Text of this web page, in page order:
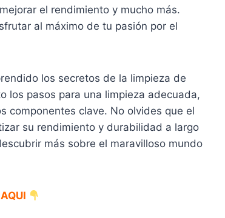
el rendimiento y mucho más.
al máximo de tu pasión por el
los secretos de la limpieza de
los pasos para una limpieza adecuada,
componentes clave. No olvides que el
su rendimiento y durabilidad a largo
más sobre el maravilloso mundo